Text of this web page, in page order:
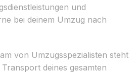
und
bei deinem Umzug nach
von Umzugsspezialisten steht
deines gesamten